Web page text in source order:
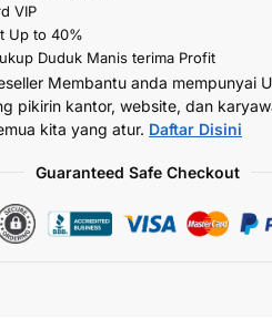
VIP
Up to 40%
Duduk Manis terima Profit
Membantu anda mempunyai
pikirin kantor, website, dan
kita yang atur. Daftar Disini
Guaranteed Safe Checkout